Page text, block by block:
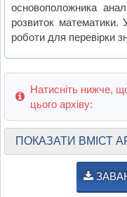
основоположника
розвиток математики.
роботи для перевірки
Натисніть нижче,
цього архіву:
ПОКАЗАТИ ВМІСТ